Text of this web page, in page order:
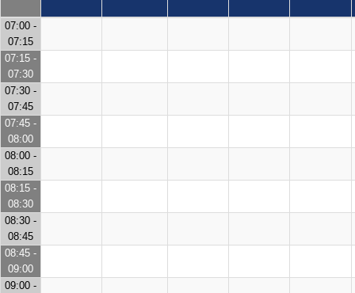
07:00 -
07:15
07:15 -
07:30
07:30 -
07:45
07:45 -
08:00
08:00 -
08:15
08:15 -
08:30
08:30 -
08:45
08:45 -
09:00
09:00 -